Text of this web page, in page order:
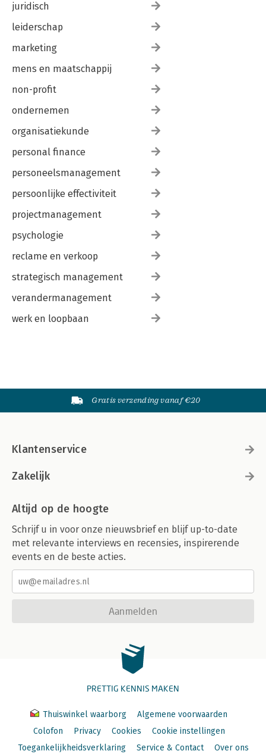
juridisch
leiderschap
marketing
mens en maatschappij
non-profit
ondernemen
organisatiekunde
personal finance
personeelsmanagement
persoonlijke effectiviteit
projectmanagement
psychologie
reclame en verkoop
strategisch management
verandermanagement
werk en loopbaan
Gratis verzending vanaf €20
Klantenservice
Zakelijk
Altijd op de hoogte
Schrijf u in voor onze nieuwsbrief en blijf up-to-date
met relevante interviews en recensies, inspirerende
events en de beste acties.
Aanmelden
PRETTIG KENNIS MAKEN
Thuiswinkel waarborg
Algemene voorwaarden
Colofon
Privacy Cookies
Cookie instellingen
Toegankelijkheidsverklaring
Service & Contact Over ons